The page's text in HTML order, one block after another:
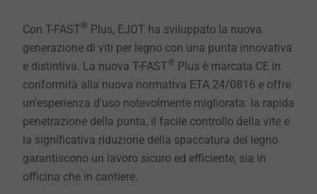
Con T-FAST® Plus, EJOT ha sviluppato la nuova
generazione di viti per legno con una punta innovativa
e distintiva. La nuova T-FAST® Plus è marcata CE in
conformità alla nuova normativa ETA 24/0816 e offre
un'esperienza d'uso notevolmente migliorata: la rapida
penetrazione della punta, il facile controllo della vite e
la significativa riduzione della spaccatura del legno
garantiscono un lavoro sicuro ed efficiente, sia in
officina che in cantiere.